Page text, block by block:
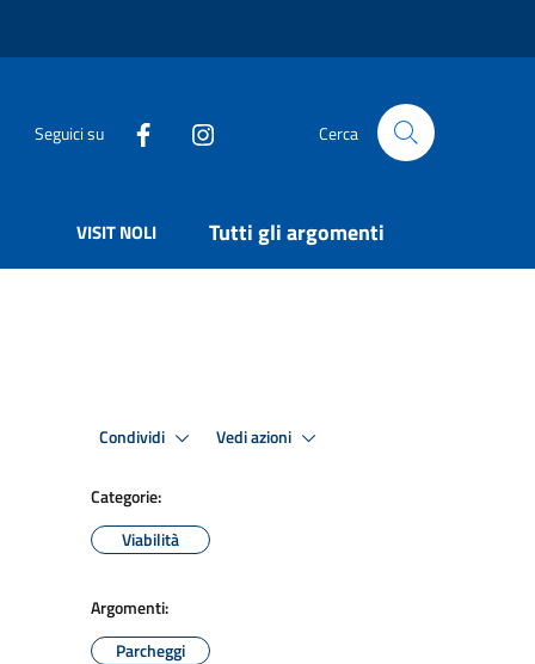
Seguici su Cerca
VISIT NOLI Tutti gli argomenti
Condividi Vedi azioni
Categorie:
Viabilità
Argomenti:
Parcheggi